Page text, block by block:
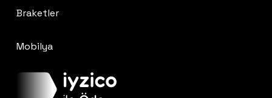
Braketler
Mobilya